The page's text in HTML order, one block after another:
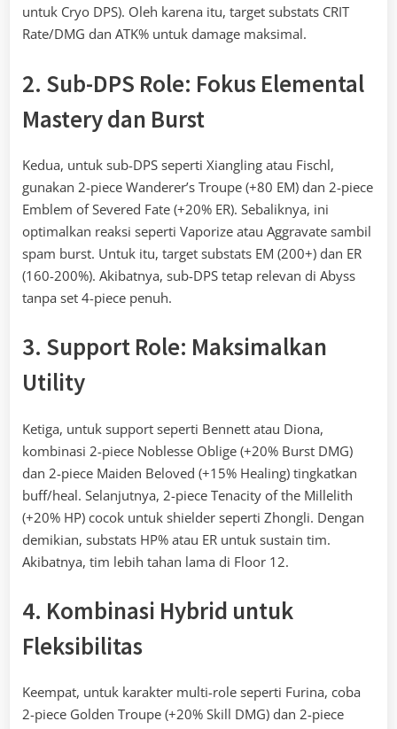
untuk Cryo DPS). Oleh karena itu, target substats CRIT
Rate/DMG dan ATK% untuk damage maksimal.
2. Sub-DPS Role: Fokus Elemental
Mastery dan Burst
Kedua, untuk sub-DPS seperti Xiangling atau Fischl,
gunakan 2-piece Wanderer’s Troupe (+80 EM) dan 2-piece
Emblem of Severed Fate (+20% ER). Sebaliknya, ini
optimalkan reaksi seperti Vaporize atau Aggravate sambil
spam burst. Untuk itu, target substats EM (200+) dan ER
(160-200%). Akibatnya, sub-DPS tetap relevan di Abyss
tanpa set 4-piece penuh.
3. Support Role: Maksimalkan
Utility
Ketiga, untuk support seperti Bennett atau Diona,
kombinasi 2-piece Noblesse Oblige (+20% Burst DMG)
dan 2-piece Maiden Beloved (+15% Healing) tingkatkan
buff/heal. Selanjutnya, 2-piece Tenacity of the Millelith
(+20% HP) cocok untuk shielder seperti Zhongli. Dengan
demikian, substats HP% atau ER untuk sustain tim.
Akibatnya, tim lebih tahan lama di Floor 12.
4. Kombinasi Hybrid untuk
Fleksibilitas
Keempat, untuk karakter multi-role seperti Furina, coba
2-piece Golden Troupe (+20% Skill DMG) dan 2-piece